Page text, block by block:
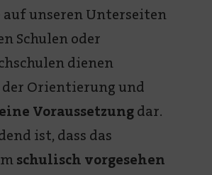
unseren Unterseiten
Schulen oder
dienen
Orientierung und
Voraussetzungdar.
ist, dass das
schulisch vorgesehen